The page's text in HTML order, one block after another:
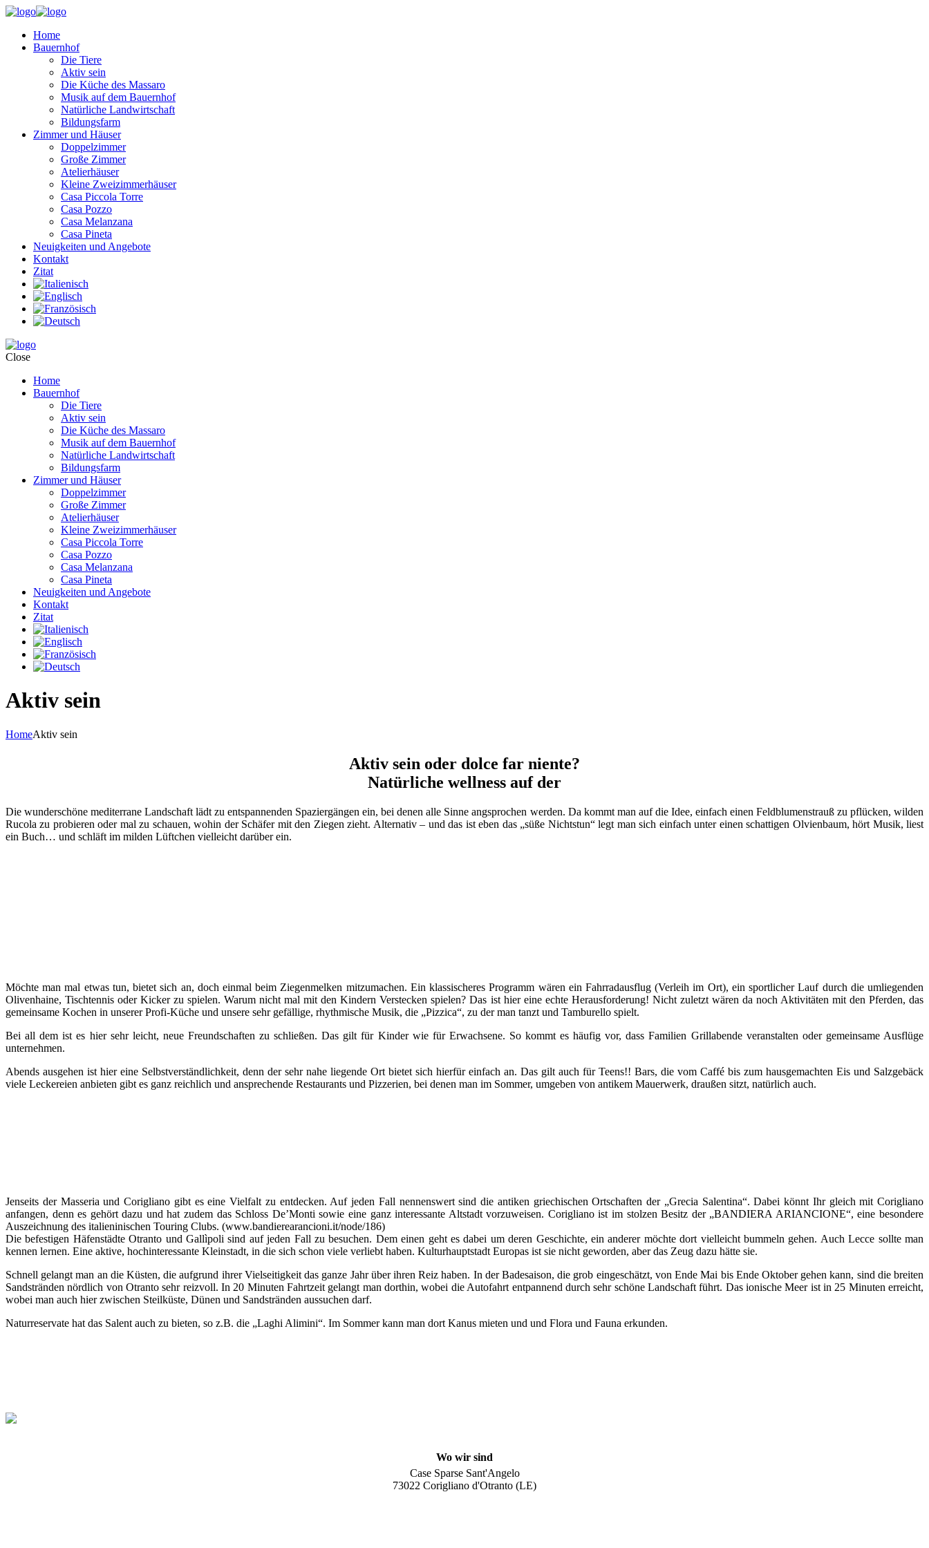
Home
Bauernhof
Die Tiere
Aktiv sein
Die Küche des Massaro
Musik auf dem Bauernhof
Natürliche Landwirtschaft
Bildungsfarm
Zimmer und Häuser
Doppelzimmer
Große Zimmer
Atelierhäuser
Kleine Zweizimmerhäuser
Casa Piccola Torre
Casa Pozzo
Casa Melanzana
Casa Pineta
Neuigkeiten und Angebote
Kontakt
Zitat
Close
Home
Bauernhof
Die Tiere
Aktiv sein
Die Küche des Massaro
Musik auf dem Bauernhof
Natürliche Landwirtschaft
Bildungsfarm
Zimmer und Häuser
Doppelzimmer
Große Zimmer
Atelierhäuser
Kleine Zweizimmerhäuser
Casa Piccola Torre
Casa Pozzo
Casa Melanzana
Casa Pineta
Neuigkeiten und Angebote
Kontakt
Zitat
Aktiv sein
HomeAktiv sein
Aktiv sein oder dolce far niente?
Natürliche wellness auf der
Die wunderschöne mediterrane Landschaft lädt zu entspannenden Spaziergängen ein, bei denen alle Sinne angsprochen werden. Da kommt man auf die Idee, einfach einen Feldblumenstrauß zu pflücken, wilden
Rucola zu probieren oder mal zu schauen, wohin der Schäfer mit den Ziegen zieht. Alternativ – und das ist eben das „süße Nichtstun“ legt man sich einfach unter einen schattigen Olvienbaum, hört Musik, liest
ein Buch… und schläft im milden Lüftchen vielleicht darüber ein.
Möchte man mal etwas tun, bietet sich an, doch einmal beim Ziegenmelken mitzumachen. Ein klassischeres Programm wären ein Fahrradausflug (Verleih im Ort), ein sportlicher Lauf durch die umliegenden
Olivenhaine, Tischtennis oder Kicker zu spielen. Warum nicht mal mit den Kindern Verstecken spielen? Das ist hier eine echte Herausforderung! Nicht zuletzt wären da noch Aktivitäten mit den Pferden, das
gemeinsame Kochen in unserer Profi-Küche und unsere sehr gefällige, rhythmische Musik, die „Pizzica“, zu der man tanzt und Tamburello spielt.
Bei all dem ist es hier sehr leicht, neue Freundschaften zu schließen. Das gilt für Kinder wie für Erwachsene. So kommt es häufig vor, dass Familien Grillabende veranstalten oder gemeinsame Ausflüge
unternehmen.
Abends ausgehen ist hier eine Selbstverständlichkeit, denn der sehr nahe liegende Ort bietet sich hierfür einfach an. Das gilt auch für Teens!! Bars, die vom Caffé bis zum hausgemachten Eis und Salzgebäck
viele Leckereien anbieten gibt es ganz reichlich und ansprechende Restaurants und Pizzerien, bei denen man im Sommer, umgeben von antikem Mauerwerk, draußen sitzt, natürlich auch.
Jenseits der Masseria und Corigliano gibt es eine Vielfalt zu entdecken. Auf jeden Fall nennenswert sind die antiken griechischen Ortschaften der „Grecia Salentina“. Dabei könnt Ihr gleich mit Corigliano
anfangen, denn es gehört dazu und hat zudem das Schloss De’Monti sowie eine ganz interessante Altstadt vorzuweisen. Corigliano ist im stolzen Besitz der „BANDIERA ARIANCIONE“, eine besondere
Auszeichnung des italieninischen Touring Clubs. (www.bandierearancioni.it/node/186)
Die befestigen Häfenstädte Otranto und Gallìpoli sind auf jeden Fall zu besuchen. Dem einen geht es dabei um deren Geschichte, ein anderer möchte dort vielleicht bummeln gehen. Auch Lecce sollte man
kennen lernen. Eine aktive, hochinteressante Kleinstadt, in die sich schon viele verliebt haben. Kulturhauptstadt Europas ist sie nicht geworden, aber das Zeug dazu hätte sie.
Schnell gelangt man an die Küsten, die aufgrund ihrer Vielseitigkeit das ganze Jahr über ihren Reiz haben. In der Badesaison, die grob eingeschätzt, von Ende Mai bis Ende Oktober gehen kann, sind die breiten
Sandstränden nördlich von Otranto sehr reizvoll. In 20 Minuten Fahrtzeit gelangt man dorthin, wobei die Autofahrt entpannend durch sehr schöne Landschaft führt. Das ionische Meer ist in 25 Minuten erreicht,
wobei man auch hier zwischen Steilküste, Dünen und Sandstränden aussuchen darf.
Naturreservate hat das Salent auch zu bieten, so z.B. die „Laghi Alimini“. Im Sommer kann man dort Kanus mieten und und Flora und Fauna erkunden.
Wo wir sind
Case Sparse Sant'Angelo
73022 Corigliano d'Otranto (LE)